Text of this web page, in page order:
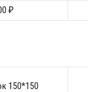
₽
150*150